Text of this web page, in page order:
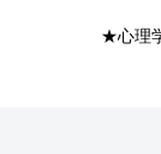
★心理